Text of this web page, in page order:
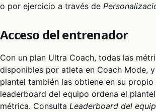
o por ejercicio a través de
Acceso del entrenador
Con un plan Ultra Coach, todas las
disponibles por atleta en Coach Mode,
plantel también las obtiene en su
leaderboard del equipo ordena el
métrica. Consulta Leaderboard del